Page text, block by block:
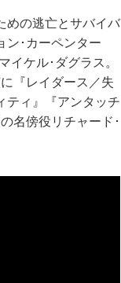
めの逃亡とサバイバ
ン･カーペンター
イケル･ダグラス。
『レイダース／失
ティ』『アンタッチ
名傍役リチャード･